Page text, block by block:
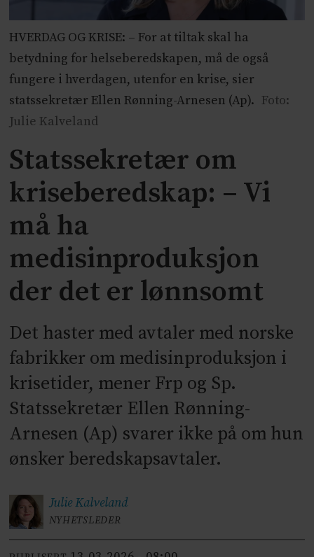
HVERDAG OG KRISE: – For at tiltak skal ha
betydning for helseberedskapen, må de også
fungere i hverdagen, utenfor en krise, sier
statssekretær Ellen Rønning-Arnesen (Ap). Foto:
Julie Kalveland
Statssekretær om
kriseberedskap: – Vi
må ha
medisinproduksjon
der det er lønnsomt
Det haster med avtaler med norske
fabrikker om medisinproduksjon i
krisetider, mener Frp og Sp.
Statssekretær Ellen Rønning-
Arnesen (Ap) svarer ikke på om hun
ønsker beredskapsavtaler.
JulieKalveland
NYHETSLEDER